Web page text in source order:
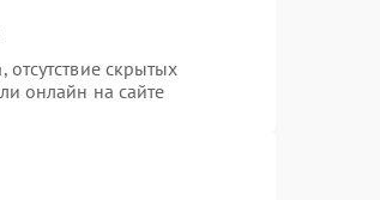
скрытых
онлайн на сайте